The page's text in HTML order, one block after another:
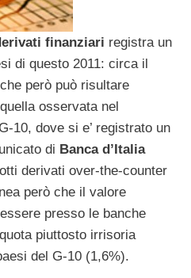
finanziari registra un
di questo 2011: circa il
però può risultare
osservata nel
10, dove si e’ registrato un
di Banca d’Italia
derivati over-the-counter
però che il valore
presso le banche
piuttosto irrisoria
del G-10 (1,6%).